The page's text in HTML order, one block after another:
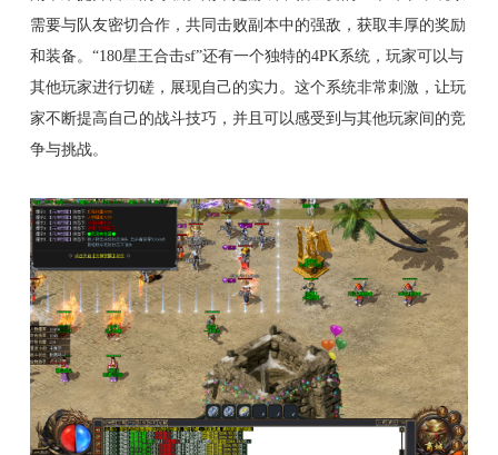
需要与队友密切合作，共同击败副本中的强敌，获取丰厚的奖励
和装备。“180星王合击sf”还有一个独特的4PK系统，玩家可以与
其他玩家进行切磋，展现自己的实力。这个系统非常刺激，让玩
家不断提高自己的战斗技巧，并且可以感受到与其他玩家间的竞
争与挑战。